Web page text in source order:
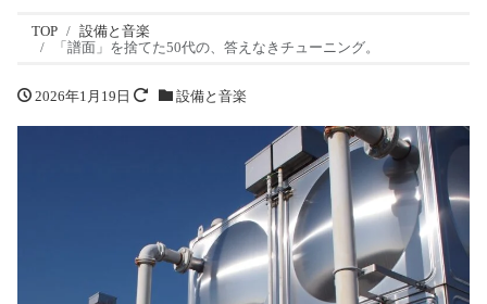
TOP
設備と音楽
「譜面」を捨てた50代の、答えなきチューニング。
2026年1月19日 設備と音楽